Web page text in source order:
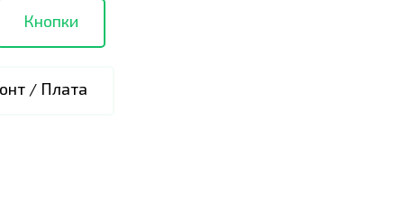
Кнопки
/ Плата